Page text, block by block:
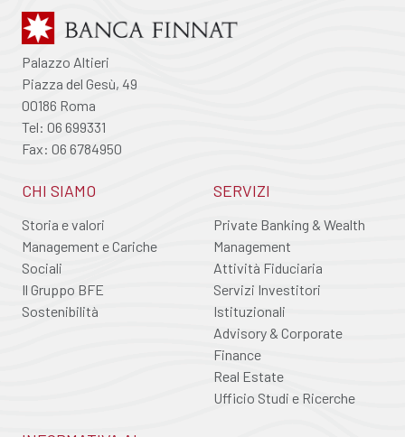
Palazzo Altieri
Piazza del Gesù, 49
00186 Roma
Tel: 06 699331
Fax: 06 6784950
CHI SIAMO
Storia e valori
Management e Cariche
Sociali
Il Gruppo BFE
Sostenibilità
SERVIZI
Private Banking & Wealth
Management
Attività Fiduciaria
Servizi Investitori
Istituzionali
Advisory & Corporate
Finance
Real Estate
Ufficio Studi e Ricerche